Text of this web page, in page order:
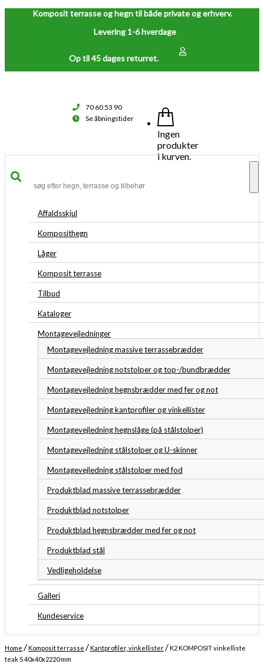
Komposit terrasse og hegn til både private og erhverv.
Levering 1-6 hverdage
Op til 45 dages returret.
70 60 53 90
Se åbningstider
Ingen
produkter
i kurven.
Affaldsskjul
Komposithegn
Låger
Komposit terrasse
Tilbud
Kataloger
Montagevejledninger
Montagevejledning massive terrassebrædder
Montagevejledning notstolper og top-/bundbrædder
Montagevejledning hegnsbrædder med fer og not
Montagevejledning kantprofiler og vinkellister
Montagevejledning hegnslåge (på stålstolper)
Montagevejledning stålstolper og U-skinner
Montagevejledning stålstolper med fod
Produktblad massive terrassebrædder
Produktblad notstolper
Produktblad hegnsbrædder med fer og not
Produktblad stål
Vedligeholdelse
Galleri
Kundeservice
Home /Komposit terrasse /Kantprofiler, vinkellister /K2 KOMPOSIT vinkelliste
teak S 40x40x2220 mm